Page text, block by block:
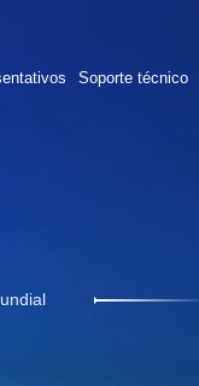
Soporte técnico